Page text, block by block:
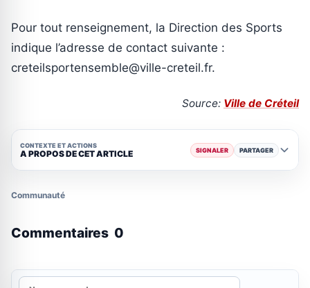
Pour tout renseignement, la Direction des Sports
indique l’adresse de contact suivante :
creteilsportensemble@ville-creteil.fr.
Source: Ville de Créteil
CONTEXTE ET ACTIONS
A PROPOS DE CET ARTICLE SIGNALER PARTAGER
Communauté
Commentaires 0